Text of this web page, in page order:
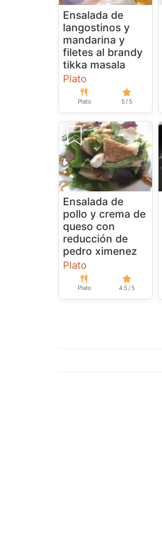
Ensalada de
langostinos y
mandarina y
filetes al brandy
tikka masala
Plato
Plato 5 / 5
Ensalada de
pollo y crema de
queso con
reducción de
pedro ximenez
Plato
Plato 4.5 / 5